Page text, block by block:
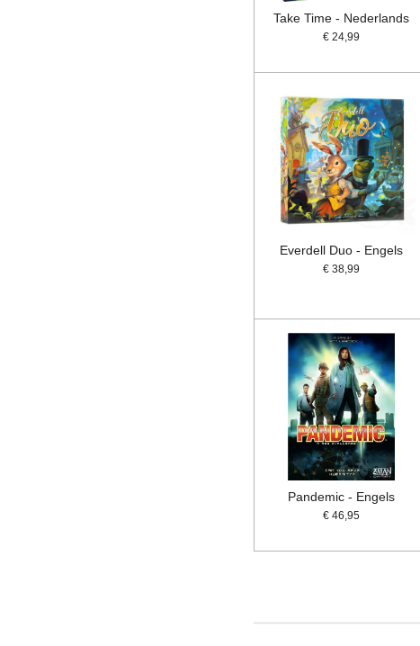
Take Time - Nederlands
€ 24,99
Everdell Duo - Engels
€ 38,99
Pandemic - Engels
€ 46,95